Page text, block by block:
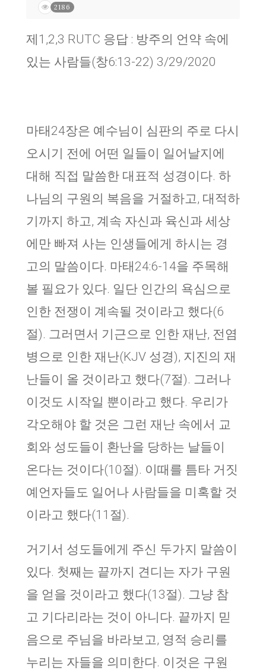
2186
제1,2,3 RUTC 응답 : 방주의 언약 속에
있는 사람들(창6:13-22) 3/29/2020
마태24장은 예수님이 심판의 주로 다시
오시기 전에 어떤 일들이 일어날지에
대해 직접 말씀한 대표적 성경이다. 하
나님의 구원의 복음을 거절하고, 대적하
기까지 하고, 계속 자신과 육신과 세상
에만 빠져 사는 인생들에게 하시는 경
고의 말씀이다. 마태24:6-14을 주목해
볼 필요가 있다. 일단 인간의 욕심으로
인한 전쟁이 계속될 것이라고 했다(6
절). 그러면서 기근으로 인한 재난, 전염
병으로 인한 재난(KJV 성경), 지진의 재
난들이 올 것이라고 했다(7절). 그러나
이것도 시작일 뿐이라고 했다. 우리가
각오해야 할 것은 그런 재난 속에서 교
회와 성도들이 환난을 당하는 날들이
온다는 것이다(10절). 이때를 틈타 거짓
예언자들도 일어나 사람들을 미혹할 것
이라고 했다(11절).
거기서 성도들에게 주신 두가지 말씀이
있다. 첫째는 끝까지 견디는 자가 구원
을 얻을 것이라고 했다(13절). 그냥 참
고 기다리라는 것이 아니다. 끝까지 믿
음으로 주님을 바라보고, 영적 승리를
누리는 자들을 의미한다. 이것은 구원